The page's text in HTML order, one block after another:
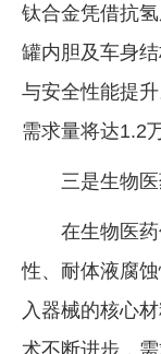
钛合金凭借抗
罐内胆及车身
与安全性能提
需求量将达1.2
三是生物医
在生物医
性、耐体液腐
入器械的核心
术不断进步，